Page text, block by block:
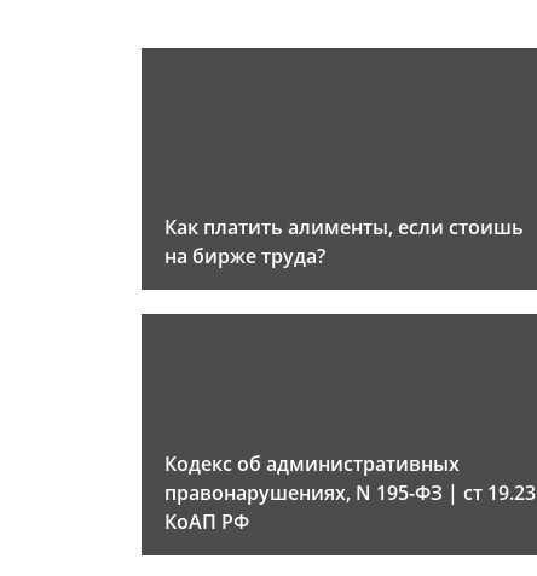
Как платить алименты, если стоишь
на бирже труда?
Кодекс об административных
правонарушениях, N 195-ФЗ | ст 19.23
КоАП РФ